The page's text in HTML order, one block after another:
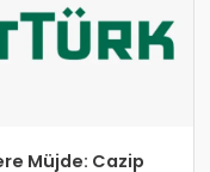
Müjde: Cazip